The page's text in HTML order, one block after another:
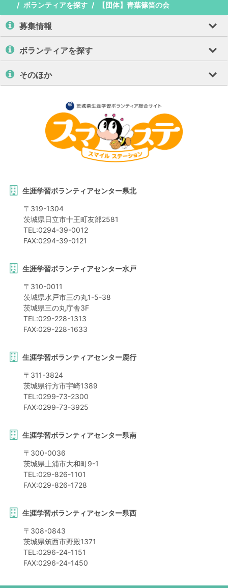
ボランティアを探す
【団体】青葉篠笛の会
募集情報
ボランティアを探す
そのほか
生涯学習ボランティアセンター県北
〒 319-1304
茨城県日立市十王町友部2581
TEL:0294-39-0012
FAX:0294-39-0121
生涯学習ボランティアセンター水戸
〒 310-0011
茨城県水戸市三の丸1-5-38
茨城県三の丸庁舎3F
TEL:029-228-1313
FAX:029-228-1633
生涯学習ボランティアセンター鹿行
〒 311-3824
茨城県行方市宇崎1389
TEL:0299-73-2300
FAX:0299-73-3925
生涯学習ボランティアセンター県南
〒 300-0036
茨城県土浦市大和町9-1
TEL:029-826-1101
FAX:029-826-1728
生涯学習ボランティアセンター県西
〒 308-0843
茨城県筑西市野殿1371
TEL:0296-24-1151
FAX:0296-24-1450